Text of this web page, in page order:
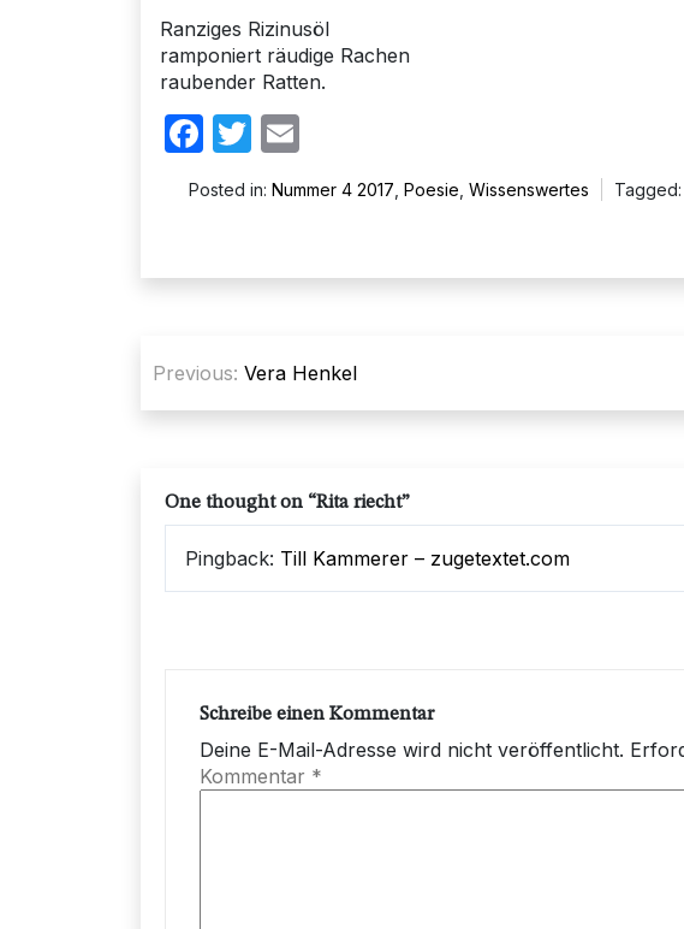
Ranziges Rizinusöl
ramponiert räudige Rachen
raubender Ratten.
Facebook
Twitter
Posted in: Nummer 4 2017 Poesie Wissenswertes Tagged:
Beitragsnavigation
Previous: Vera Henkel
One thought on “Rita riecht”
Pingback: Till Kammerer – zugetextet.com
Schreibe einen Kommentar
Deine E-Mail-Adresse wird nicht veröffentlicht.
Kommentar *